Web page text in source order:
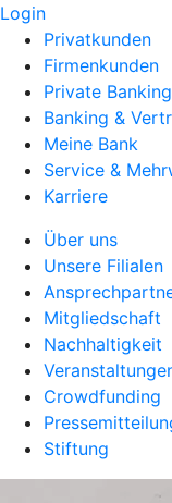
Login
Privatkunden
Firmenkunden
Private Banking
Banking &
Meine Bank
Service &
Karriere
Über uns
Unsere Filialen
Mitgliedschaft
Nachhaltigkeit
Crowdfunding
Stiftung